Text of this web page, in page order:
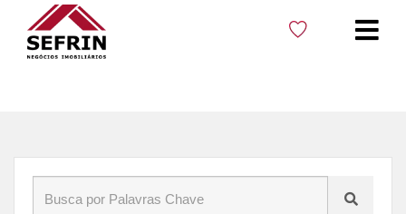
Início»Blog »impostos